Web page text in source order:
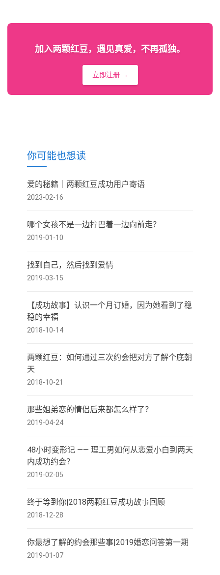
加入两颗红豆，遇见真爱，不再孤独。
立即注册 →
你可能也想读
爱的秘籍｜两颗红豆成功用户寄语
2023-02-16
哪个女孩不是一边拧巴着一边向前走？
2019-01-10
找到自己，然后找到爱情
2019-03-15
【成功故事】认识一个月订婚，因为她看到了稳
稳的幸福
2018-10-14
两颗红豆：如何通过三次约会把对方了解个底朝
天
2018-10-21
那些姐弟恋的情侣后来都怎么样了？
2019-04-24
48小时变形记 —— 理工男如何从恋爱小白到两天
内成功约会？
2019-02-05
终于等到你|2018两颗红豆成功故事回顾
2018-12-28
你最想了解的约会那些事|2019婚恋问答第一期
2019-01-07